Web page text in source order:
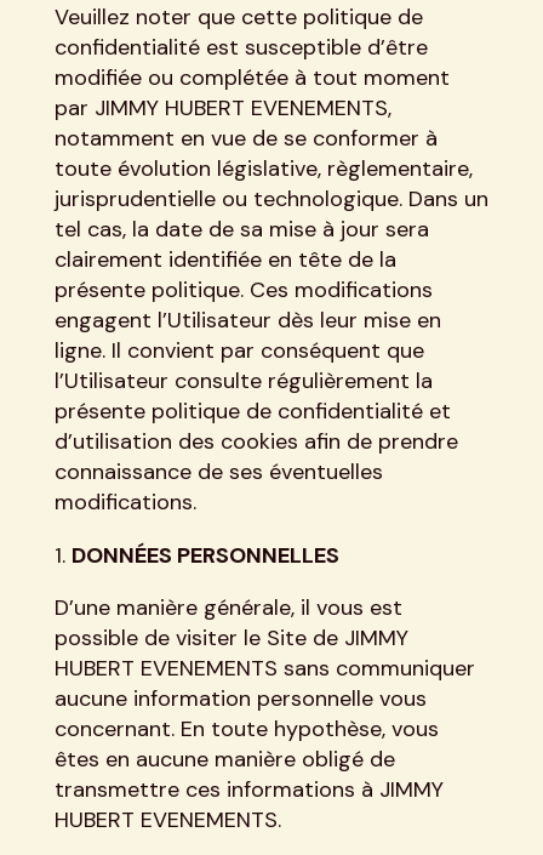
Veuillez noter que cette politique de
confidentialité est susceptible d’être
modifiée ou complétée à tout moment
par JIMMY HUBERT EVENEMENTS,
notamment en vue de se conformer à
toute évolution législative, règlementaire,
jurisprudentielle ou technologique. Dans un
tel cas, la date de sa mise à jour sera
clairement identifiée en tête de la
présente politique. Ces modifications
engagent l’Utilisateur dès leur mise en
ligne. Il convient par conséquent que
l’Utilisateur consulte régulièrement la
présente politique de confidentialité et
d’utilisation des cookies afin de prendre
connaissance de ses éventuelles
modifications.
DONNÉES PERSONNELLES
D’une manière générale, il vous est
possible de visiter le Site de JIMMY
HUBERT EVENEMENTS sans communiquer
aucune information personnelle vous
concernant. En toute hypothèse, vous
êtes en aucune manière obligé de
transmettre ces informations à JIMMY
HUBERT EVENEMENTS.